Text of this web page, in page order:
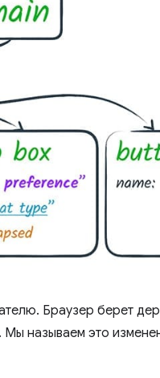
Браузер берет
Мы называем это